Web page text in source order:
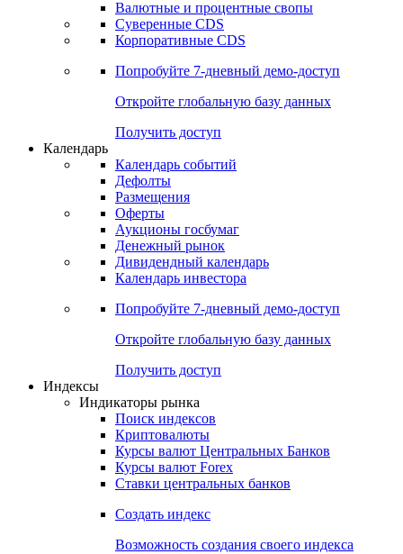
Получить доступ
Деривативы
Валютные и процентные свопы
Корпоративные CDS
Попробуйте7-дневный
Откройте глобальную базу данных
Получить доступ
Календарь
Календарь событий
Дефолты
Размещения
Оферты
Денежный рынок
Календарь инвестора
Попробуйте7-дневный
Откройте глобальную базу данных
Получить доступ
Индикаторы рынка
Поиск индексов
Курсы валют Центральных Банков
Ставки центральных банков